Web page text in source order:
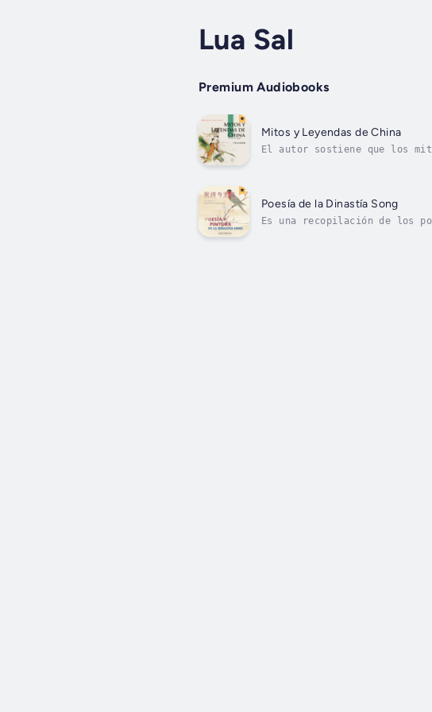
Lua Sal
Premium Audiobooks
Mitos y Leyendas de China
El autor sostiene que los
Poesía de la Dinastía Song
Es una recopilación de los